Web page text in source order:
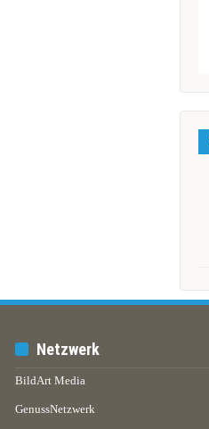
Netzwerk
BildArt Media
GenussNetzwerk